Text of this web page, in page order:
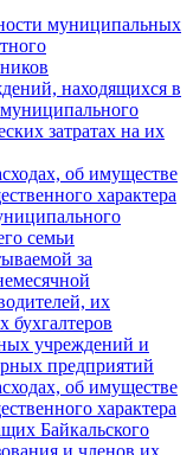
муниципальных
находящихся в
затратах на их
об имуществе
характера
семьи
за
их
бухгалтеров
учреждений и
предприятий
об имуществе
характера
Байкальского